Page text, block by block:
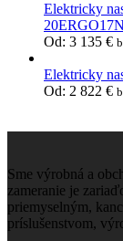
Elektricky
20ERGO17N
Od: 3 135 €
Elektricky
Od: 2 822 €
Sme výrobná a
zameranie je
priemyselným,
príslušenstvom,